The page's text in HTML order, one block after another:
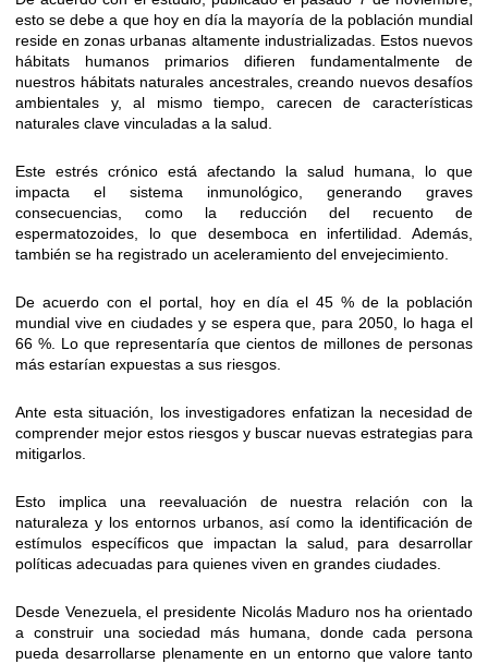
esto se debe a que hoy en día la mayoría de la población mundial
reside en zonas urbanas altamente industrializadas. Estos nuevos
hábitats humanos primarios difieren fundamentalmente de
nuestros hábitats naturales ancestrales, creando nuevos desafíos
ambientales y, al mismo tiempo, carecen de características
naturales clave vinculadas a la salud.
Este estrés crónico está afectando la salud humana, lo que
impacta el sistema inmunológico, generando graves
consecuencias, como la reducción del recuento de
espermatozoides, lo que desemboca en infertilidad. Además,
también se ha registrado un aceleramiento del envejecimiento.
De acuerdo con el portal, hoy en día el 45 % de la población
mundial vive en ciudades y se espera que, para 2050, lo haga el
66 %. Lo que representaría que cientos de millones de personas
más estarían expuestas a sus riesgos.
Ante esta situación, los investigadores enfatizan la necesidad de
comprender mejor estos riesgos y buscar nuevas estrategias para
mitigarlos.
Esto implica una reevaluación de nuestra relación con la
naturaleza y los entornos urbanos, así como la identificación de
estímulos específicos que impactan la salud, para desarrollar
políticas adecuadas para quienes viven en grandes ciudades.
Desde Venezuela, el presidente Nicolás Maduro nos ha orientado
a construir una sociedad más humana, donde cada persona
pueda desarrollarse plenamente en un entorno que valore tanto